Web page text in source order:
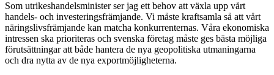
Som utrikeshandelsminister ser jag ett behov att växla upp vårt
handels- och investeringsfrämjande. Vi måste kraftsamla så att vårt
näringslivsfrämjande kan matcha konkurrenternas. Våra ekonomiska
intressen ska prioriteras och svenska företag måste ges bästa möjliga
förutsättningar att både hantera de nya geopolitiska utmaningarna
och dra nytta av de nya exportmöjligheterna.